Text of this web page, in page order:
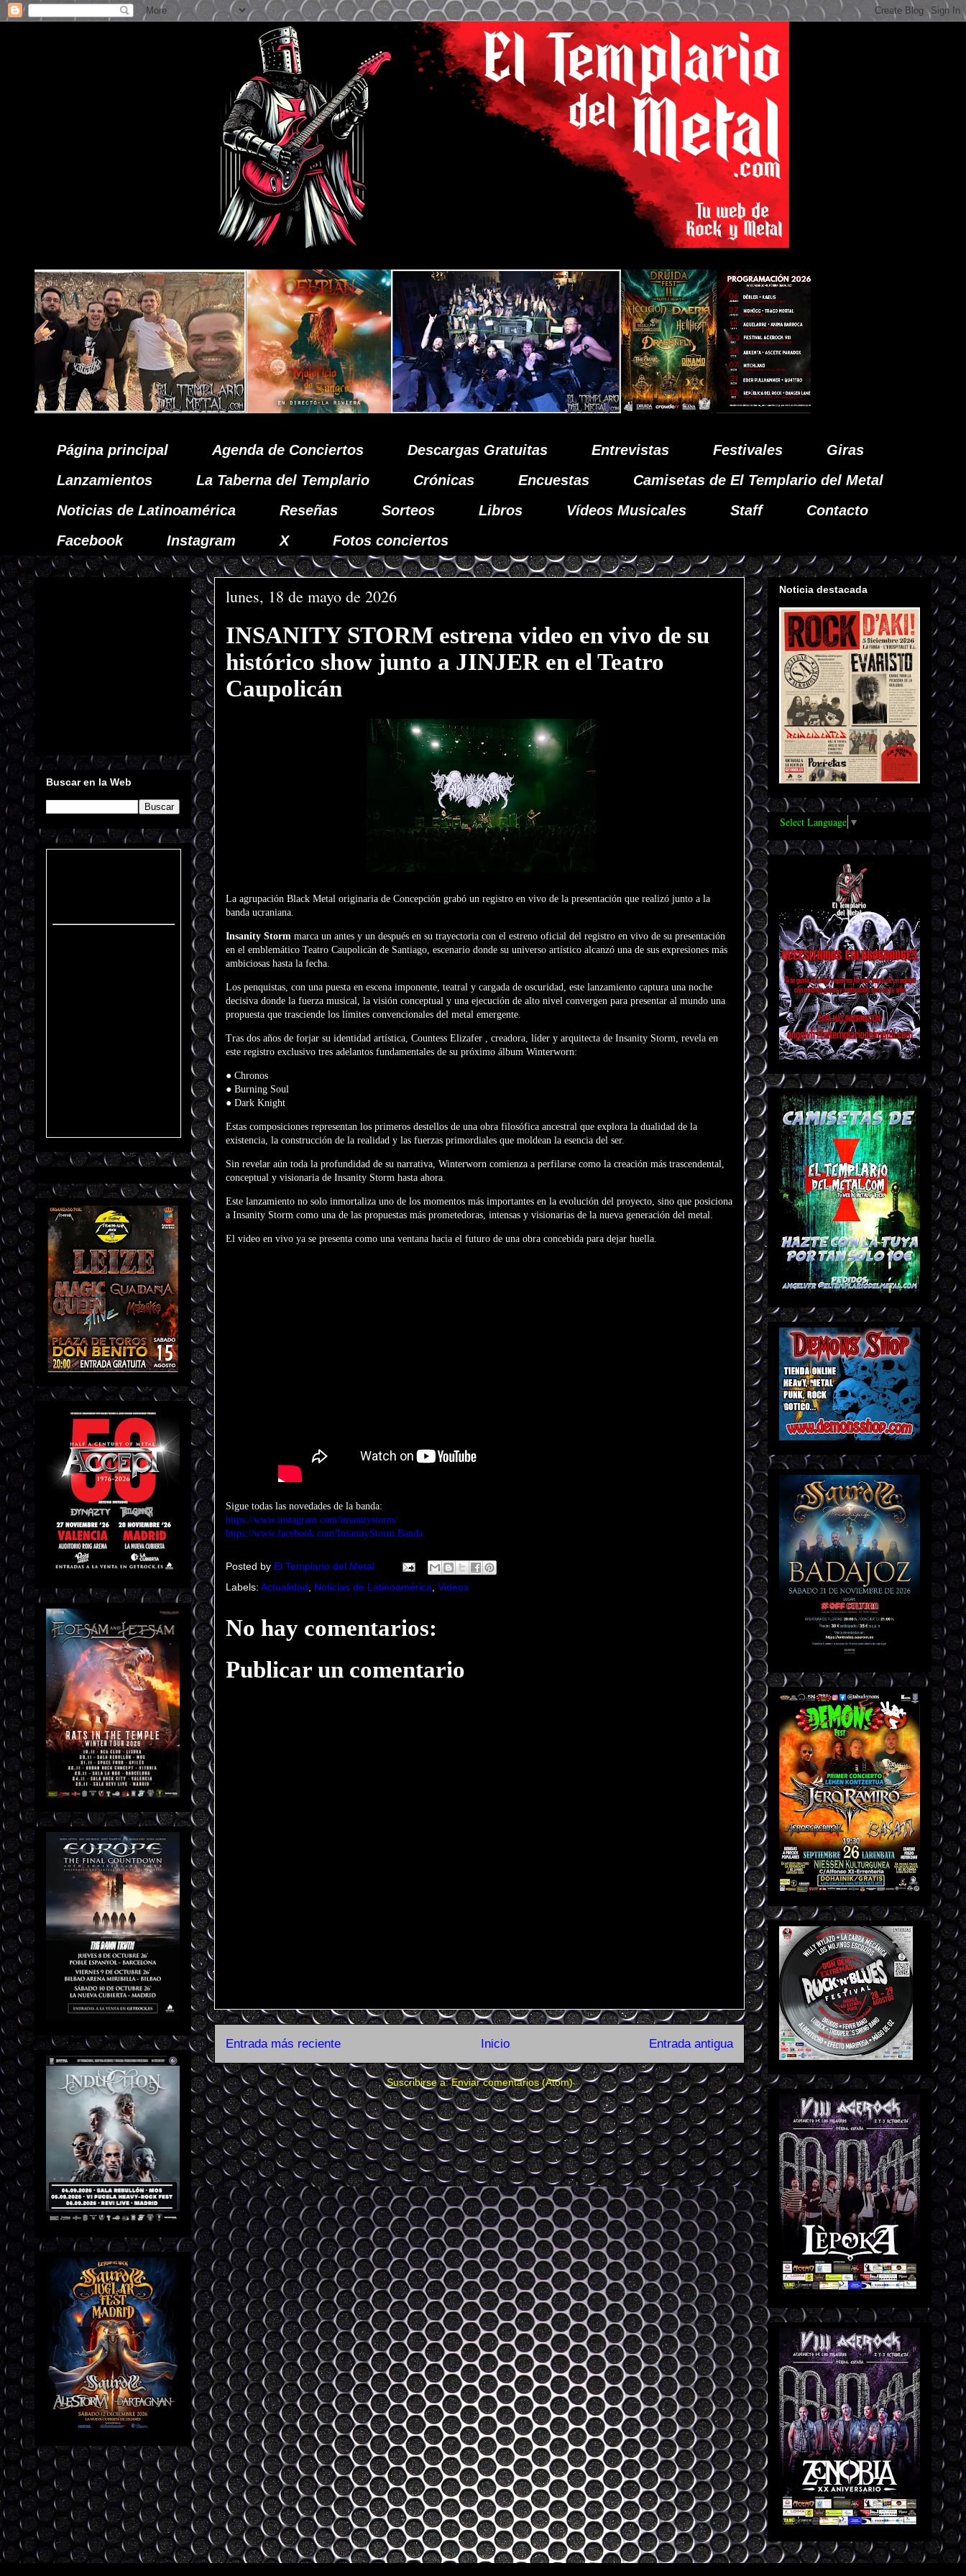
Página principal Agenda de Conciertos Descargas Gratuitas Entrevistas Festivales
Giras
Lanzamientos
La Taberna del Templario Crónicas Encuestas
Camisetas de El Templario del Metal
Noticias de Latinoamérica
Reseñas Sorteos Libros Vídeos Musicales Staff
Contacto
Facebook
Instagram X Fotos conciertos
lunes, 18 de mayo de 2026
INSANITY STORM estrena video en vivo de su
histórico show junto a JINJER en el Teatro
Caupolicán
La agrupación Black Metal originaria de Concepción grabó un registro en vivo de la presentación que realizó junto a la
banda ucraniana.
Insanity Storm marca un antes y un después en su trayectoria con el estreno oficial del registro en vivo de su presentación
en el emblemático Teatro Caupolicán de Santiago, escenario donde su universo artístico alcanzó una de sus expresiones más
ambiciosas hasta la fecha.
Los penquistas, con una puesta en escena imponente, teatral y cargada de oscuridad, este lanzamiento captura una noche
decisiva donde la fuerza musical, la visión conceptual y una ejecución de alto nivel convergen para presentar al mundo una
propuesta que trasciende los límites convencionales del metal emergente.
Tras dos años de forjar su identidad artística, Countess Elizafer , creadora, líder y arquitecta de Insanity Storm, revela en
este registro exclusivo tres adelantos fundamentales de su próximo álbum Winterworn:
● Chronos
● Burning Soul
● Dark Knight
Estas composiciones representan los primeros destellos de una obra filosófica ancestral que explora la dualidad de la
existencia, la construcción de la realidad y las fuerzas primordiales que moldean la esencia del ser.
Sin revelar aún toda la profundidad de su narrativa, Winterworn comienza a perfilarse como la creación más trascendental,
conceptual y visionaria de Insanity Storm hasta ahora.
Este lanzamiento no solo inmortaliza uno de los momentos más importantes en la evolución del proyecto, sino que posiciona
a Insanity Storm como una de las propuestas más prometedoras, intensas y visionarias de la nueva generación del metal.
El video en vivo ya se presenta como una ventana hacia el futuro de una obra concebida para dejar huella.
Sigue todas las novedades de la banda:
https://www.instagram.com/insanitystorm/
https://www.facebook.com/InsanityStorm.Banda
Posted by El Templario del Metal
Labels: Actualidad Noticias de Latinoamérica Videos
No hay comentarios:
Publicar un comentario
Entrada más reciente Entrada antigua
Inicio
Suscribirse a:Enviar comentarios (Atom)
Buscar en la Web
Noticia destacada
Select Language ▼